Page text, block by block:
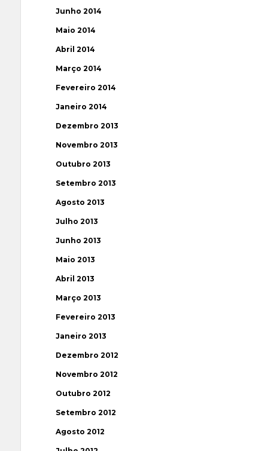
Junho 2014
Maio 2014
Abril 2014
Março 2014
Fevereiro 2014
Janeiro 2014
Dezembro 2013
Novembro 2013
Outubro 2013
Setembro 2013
Agosto 2013
Julho 2013
Junho 2013
Maio 2013
Abril 2013
Março 2013
Fevereiro 2013
Janeiro 2013
Dezembro 2012
Novembro 2012
Outubro 2012
Setembro 2012
Agosto 2012